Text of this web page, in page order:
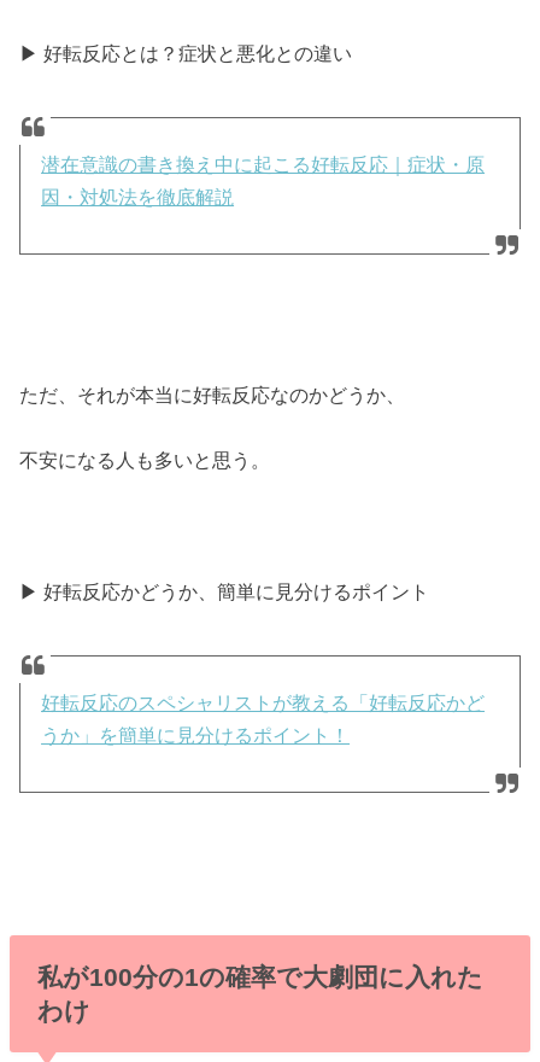
▶ 好転反応とは？症状と悪化との違い
潜在意識の書き換え中に起こる好転反応｜症状・原
因・対処法を徹底解説
ただ、それが本当に好転反応なのかどうか、
不安になる人も多いと思う。
▶ 好転反応かどうか、簡単に見分けるポイント
好転反応のスペシャリストが教える「好転反応かど
うか」を簡単に見分けるポイント！
私が100分の1の確率で大劇団に入れた
わけ